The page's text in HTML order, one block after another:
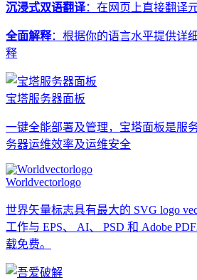
沉浸式双语翻译：在网页上直接翻译
全面解释：根据你的语言水平提供详
释
宝塔服务器面板
一键全能部署及管理，宝塔面板是服
务器运维效率及运维安全
Worldvectorlogo
世界矢量标志具有最大的 SVG logo
工作与 EPS、 AI、 PSD 和 Adobe
载免费。